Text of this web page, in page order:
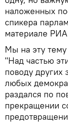
наложенных
спикера
материале
Мы на эту
"Над частью
поводу других
любых
раздался по
прекращении